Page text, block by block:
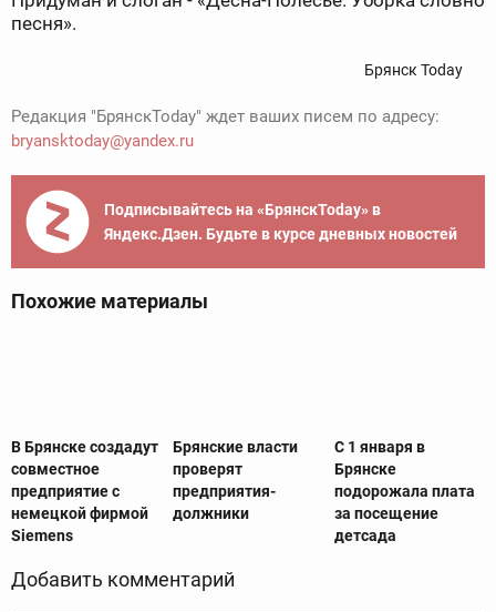
песня».
Брянск Today
Редакция "БрянскToday" ждет ваших писем по адресу:
bryansktoday@yandex.ru
Подписывайтесь на «БрянскToday» в
Яндекс.Дзен. Будьте в курсе дневных новостей
Похожие материалы
В Брянске создадут
совместное
предприятие с
немецкой фирмой
Siemens
Брянские власти
проверят
предприятия-
должники
С 1 января в
Брянске
подорожала плата
за посещение
детсада
Добавить комментарий